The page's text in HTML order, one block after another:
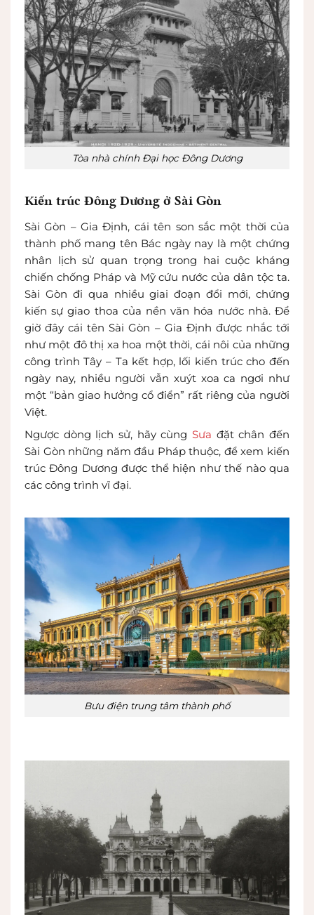
Tòa nhà chính Đại học Đông Dương
Kiến trúc Đông Dương ở Sài Gòn
Sài Gòn – Gia Định, cái tên son sắc một thời của
thành phố mang tên Bác ngày nay là một chứng
nhân lịch sử quan trọng trong hai cuộc kháng
chiến chống Pháp và Mỹ cứu nước của dân tộc ta.
Sài Gòn đi qua nhiều giai đoạn đổi mới, chứng
kiến sự giao thoa của nền văn hóa nước nhà. Để
giờ đây cái tên Sài Gòn – Gia Định được nhắc tới
như một đô thị xa hoa một thời, cái nôi của những
công trình Tây – Ta kết hợp, lối kiến trúc cho đến
ngày nay, nhiều người vẫn xuýt xoa ca ngơi như
một “bản giao hưởng cổ điển” rất riêng của người
Việt.
Ngược dòng lịch sử, hãy cùng Sưa đặt chân đến
Sài Gòn những năm đầu Pháp thuộc, để xem kiến
trúc Đông Dương được thể hiện như thế nào qua
các công trình vĩ đại.
Bưu điện trung tâm thành phố